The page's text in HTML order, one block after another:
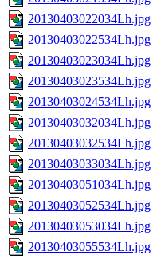
20130403022034Lh.jpg
20130403022534Lh.jpg
20130403023034Lh.jpg
20130403023534Lh.jpg
20130403024534Lh.jpg
20130403032034Lh.jpg
20130403032534Lh.jpg
20130403033034Lh.jpg
20130403051034Lh.jpg
20130403052534Lh.jpg
20130403053034Lh.jpg
20130403055534Lh.jpg